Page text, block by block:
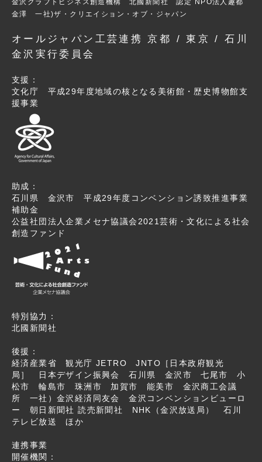
金澤 一社)ザ・クリエイション・オブ・ジャパン
オールジャパン工芸連携 京都 / 東京 / 石川
金沢実行委員会
支援：
文化庁 平成29年度地域の核となる美術館・歴史博物館支
援事業
助成：
石川県 金沢市 平成29年度コンベンション誘致推進事業
補助金
公益社団法人企業メセナ協議会2021芸術・文化による社会
創造ファンド
特別協力：
北國新聞社
後援：
経済産業省 観光庁 JETRO JNTO［日本政府観光
局］ 日本デザイン振興会 石川県 金沢市 七尾市 小
松市 輪島市 珠洲市 加賀市 能美市 金沢商工会議
所 一社）金沢経済同友会 金沢コンベンションビューロ
ー 朝日新聞社 読売新聞社 NHK（金沢放送局） 石川
テレビ放送 ほか
連携事業
開催機関：